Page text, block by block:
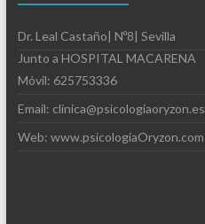
Dr. Leal Castaño| Nº8| Sevilla
Junto a HOSPITAL MACARENA
Móvil: 625753336
Email: clinica@psicologiaoryzon.es
Web: www.psicologiaOryzon.com